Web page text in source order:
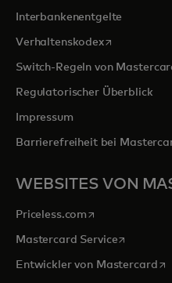
Interbankenentgelte
Verhaltenskodexwird in einer
Switch-Regeln von
Regulatorischer Überblick
Impressum
Barrierefreiheit bei
WEBSITES VON
Priceless.com wird in einer
Mastercard Servicewird in
Entwickler von Mastercard